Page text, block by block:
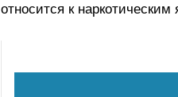
относится к наркотическим